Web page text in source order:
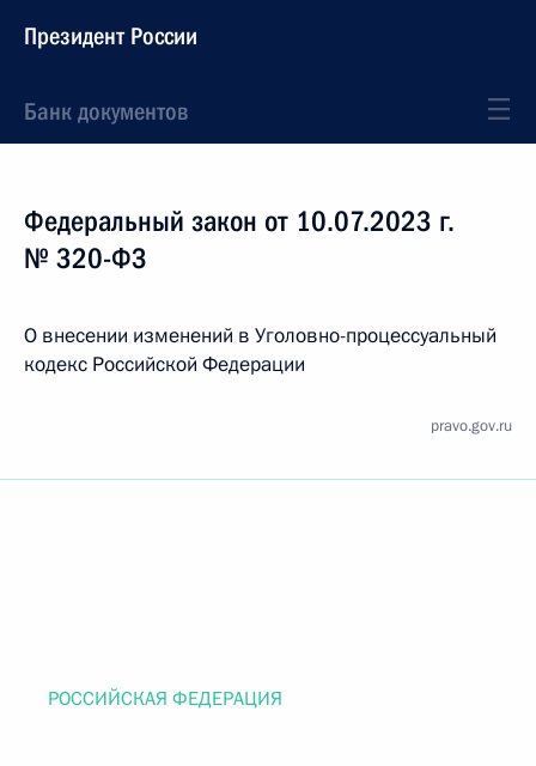
Президент России
Банк документов
Федеральный закон от 10.07.2023 г.
№ 320-ФЗ
О внесении изменений в Уголовно-процессуальный
кодекс Российской Федерации
pravo.gov.ru
РОССИЙСКАЯ ФЕДЕРАЦИЯ